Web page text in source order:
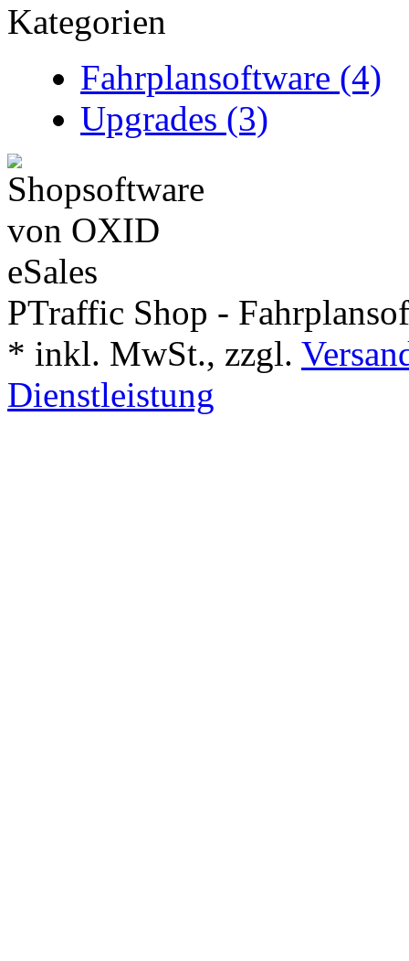
Kategorien
Fahrplansoftware (4)
Upgrades (3)
PTraffic Shop -
* inkl. MwSt., zzgl.
Dienstleistung